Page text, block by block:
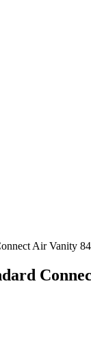
Air Vanity